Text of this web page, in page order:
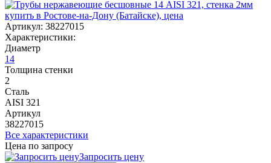
Артикул: 38227015
Характеристики:
Диаметр
14
Толщина стенки
2
Сталь
AISI 321
Артикул
38227015
Все характеристики
Цена по запросу
Запросить цену